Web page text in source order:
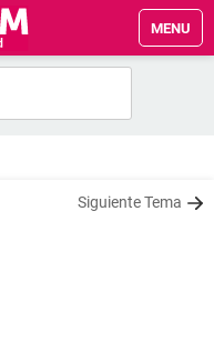
MENU
Siguiente Tema